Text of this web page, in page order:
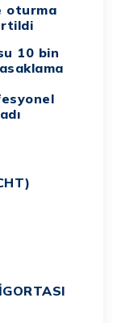
oturma
10 bin